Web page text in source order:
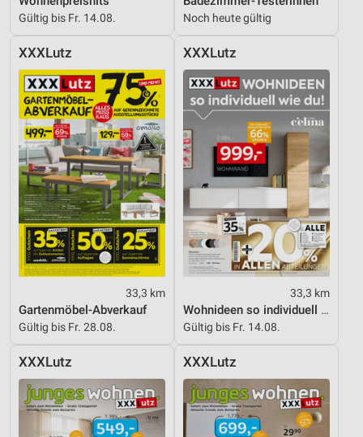
Gültig bis Fr. 14.08. Noch heute gültig
XXXLutz
33,3 km
Gartenmöbel-Abverkauf
Gültig bis Fr. 28.08.
XXXLutz
33,3 km
Wohnideen so individuell wie du!
Gültig bis Fr. 14.08.
XXXLutz XXXLutz